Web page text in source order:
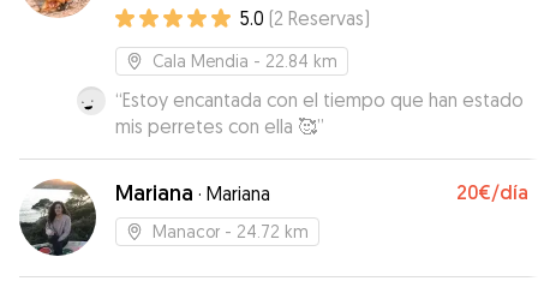
5.0 (2 Reservas)
Cala Mendia - 22.84 km
“Estoy encantada con el tiempo que han estado
mis perretes con ella 🥰”
Mariana · Mariana 20€/día
Manacor - 24.72 km